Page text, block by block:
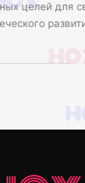
целей для